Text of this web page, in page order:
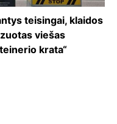
teisingai, klaidos
viešas
krata“